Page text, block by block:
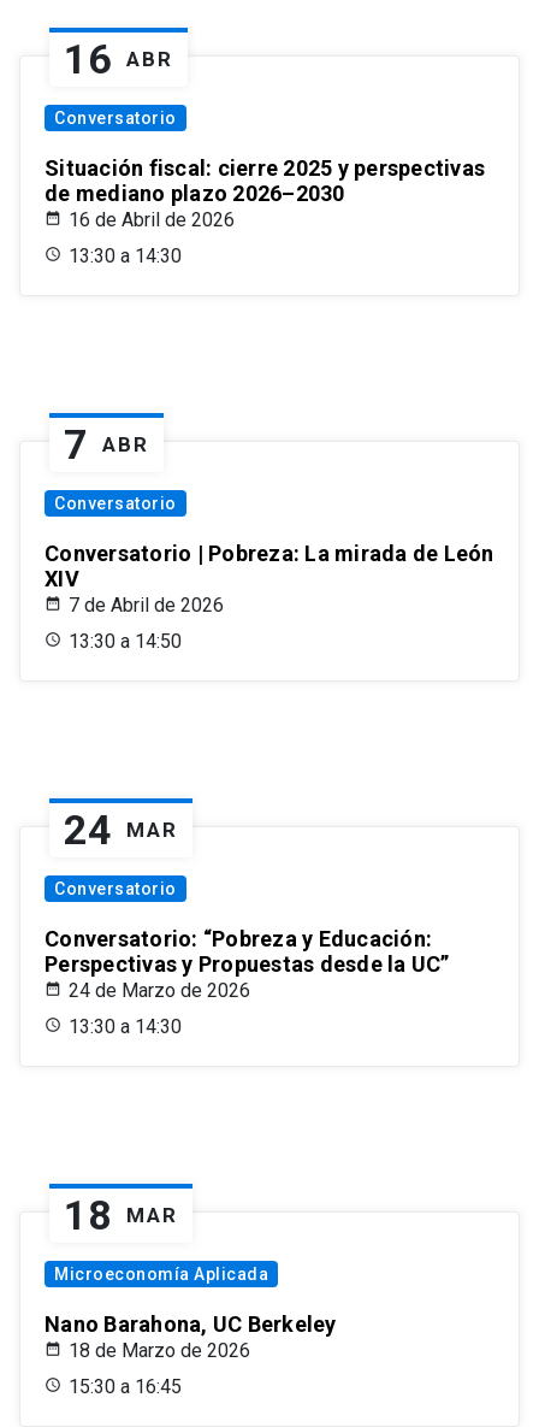
16 ABR
Conversatorio
Situación fiscal: cierre 2025 y perspectivas
de mediano plazo 2026–2030
16 de Abril de 2026
13:30 a 14:30
7 ABR
Conversatorio
Conversatorio | Pobreza: La mirada de León
XIV
7 de Abril de 2026
13:30 a 14:50
24 MAR
Conversatorio
Conversatorio: “Pobreza y Educación:
Perspectivas y Propuestas desde la UC”
24 de Marzo de 2026
13:30 a 14:30
18 MAR
Microeconomía Aplicada
Nano Barahona, UC Berkeley
18 de Marzo de 2026
15:30 a 16:45